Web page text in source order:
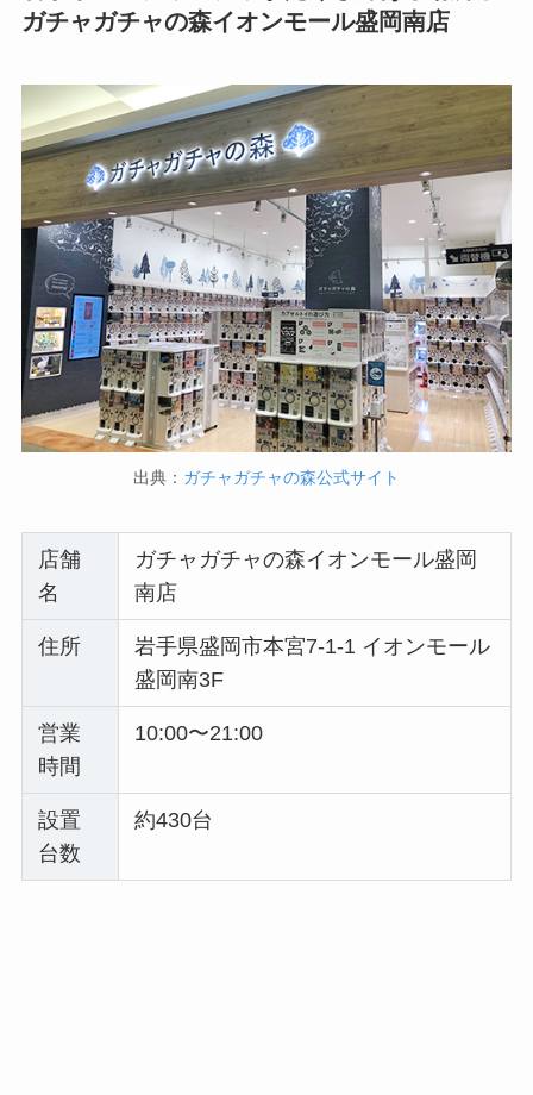
ガチャガチャの森イオンモール盛岡南店
出典： ガチャガチャの森公式サイト
店舗
名
ガチャガチャの森イオンモール盛岡
南店
住所
岩手県盛岡市本宮7-1-1 イオンモール
盛岡南3F
営業
時間
10:00〜21:00
設置
台数
約430台